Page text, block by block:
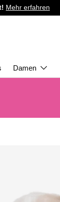
Mehr erfahren
Damen